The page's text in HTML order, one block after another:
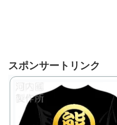
スポンサートリンク